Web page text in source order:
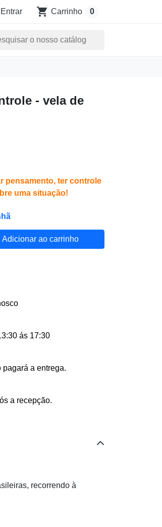
Entrar shopping_cart Carrinho 0
- vela de
pensamento, ter controle
uma situação!
Adicionar ao carrinho
ás 17:30
a entrega.
a recepção.
recorrendo à